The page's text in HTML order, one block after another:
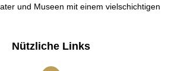
und Museen mit einem vielschichtigen
Nützliche Links